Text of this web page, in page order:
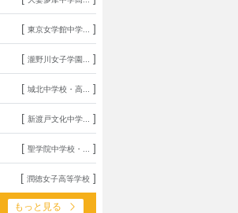
[ 東京女学館中学... ]
[ 瀧野川女子学園... ]
[ 城北中学校・高... ]
[ 新渡戸文化中学... ]
[ 聖学院中学校・... ]
[ 潤徳女子高等学校 ]
もっと見る